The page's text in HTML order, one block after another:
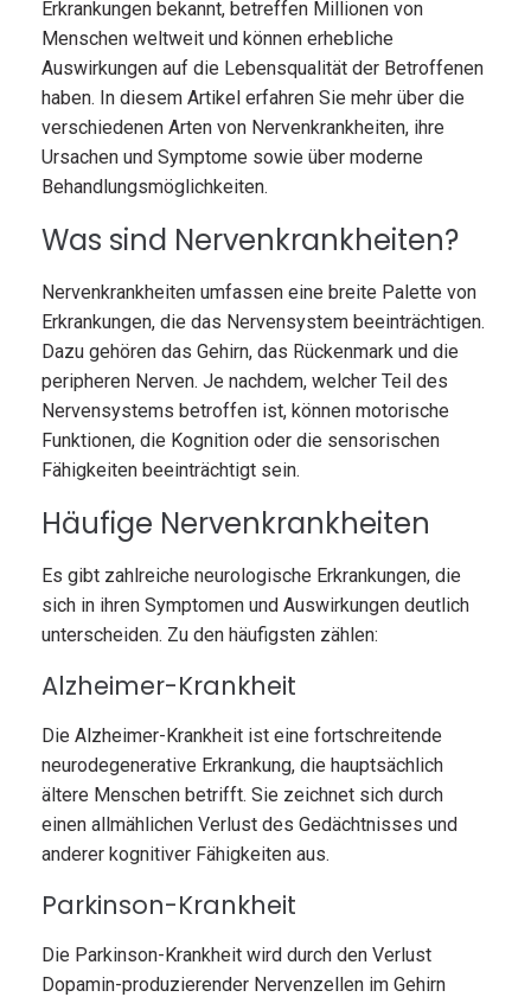
Erkrankungen bekannt, betreffen Millionen von
Menschen weltweit und können erhebliche
Auswirkungen auf die Lebensqualität der Betroffenen
haben. In diesem Artikel erfahren Sie mehr über die
verschiedenen Arten von Nervenkrankheiten, ihre
Ursachen und Symptome sowie über moderne
Behandlungsmöglichkeiten.
Was sind Nervenkrankheiten?
Nervenkrankheiten umfassen eine breite Palette von
Erkrankungen, die das Nervensystem beeinträchtigen.
Dazu gehören das Gehirn, das Rückenmark und die
peripheren Nerven. Je nachdem, welcher Teil des
Nervensystems betroffen ist, können motorische
Funktionen, die Kognition oder die sensorischen
Fähigkeiten beeinträchtigt sein.
Häufige Nervenkrankheiten
Es gibt zahlreiche neurologische Erkrankungen, die
sich in ihren Symptomen und Auswirkungen deutlich
unterscheiden. Zu den häufigsten zählen:
Alzheimer-Krankheit
Die Alzheimer-Krankheit ist eine fortschreitende
neurodegenerative Erkrankung, die hauptsächlich
ältere Menschen betrifft. Sie zeichnet sich durch
einen allmählichen Verlust des Gedächtnisses und
anderer kognitiver Fähigkeiten aus.
Parkinson-Krankheit
Die Parkinson-Krankheit wird durch den Verlust
Dopamin-produzierender Nervenzellen im Gehirn